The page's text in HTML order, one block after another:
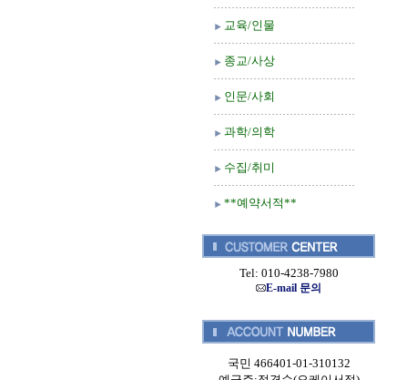
교육/인물
종교/사상
인문/사회
과학/의학
수집/취미
**예약서적**
Tel: 010-4238-7980
E-mail 문의
국민 466401-01-310132